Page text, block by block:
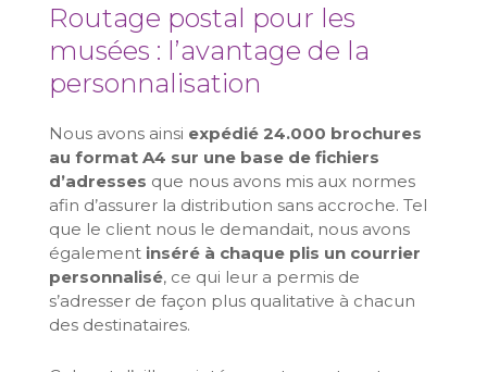
Routage postal pour les
musées : l’avantage de la
personnalisation
Nous avons ainsi expédié 24.000 brochures
au format A4 sur une base de fichiers
d’adresses que nous avons mis aux normes
afin d’assurer la distribution sans accroche. Tel
que le client nous le demandait, nous avons
également inséré à chaque plis un courrier
personnalisé, ce qui leur a permis de
s’adresser de façon plus qualitative à chacun
des destinataires.